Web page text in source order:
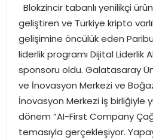
SPOR
TEKNOLOJI
EĞITIM
GENEL
Blokzincir tabanlı yenilikçi
geliştiren ve Türkiye kripto
gelişimine öncülük eden
liderlik programı Dijital Liderlik
sponsoru oldu. Galatasaray
ve İnovasyon Merkezi ve
İnovasyon Merkezi iş birliğiyle
dönem “AI-First Company
temasıyla gerçekleşiyor.